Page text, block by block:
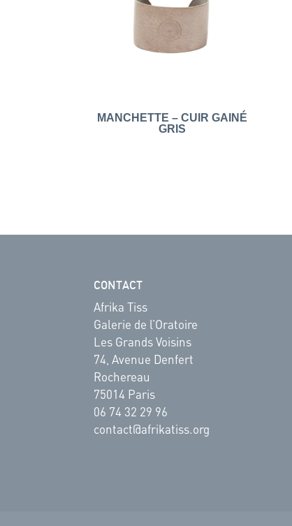
MANCHETTE – CUIR GAINÉ
GRIS
CONTACT
Afrika Tiss
Galerie de l’Oratoire
Les Grands Voisins
74, Avenue Denfert
Rochereau
75014 Paris
06 74 32 29 96
contact@afrikatiss.org